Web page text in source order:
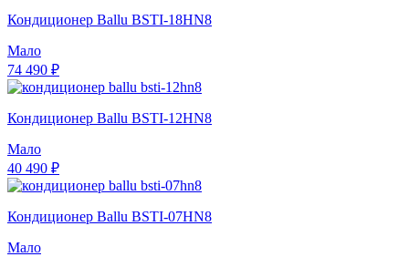
Кондиционер Ballu BSTI-18HN8
Мало
74 490 ₽
Кондиционер Ballu BSTI-12HN8
Мало
40 490 ₽
Кондиционер Ballu BSTI-07HN8
Мало